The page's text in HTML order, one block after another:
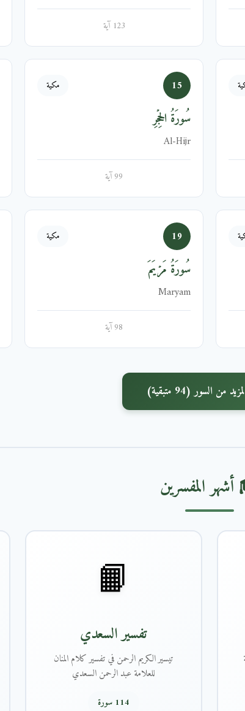
123 آية
15 مكية
سُورَةُ الحِجۡرِ
Al-Hijr
99 آية
19 مكية
سُورَةُ مَرۡيَمَ
Maryam
98 آية
السور (94 متبقية)
المفسرين
📙
تفسير السعدي
تيسير الكريم الرحمن في تفسير كلام المنان
للعلامة عبد الرحمن السعدي
114 سورة